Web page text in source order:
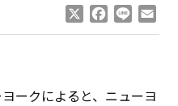
Facebook
Line
ークによると、ニューヨ